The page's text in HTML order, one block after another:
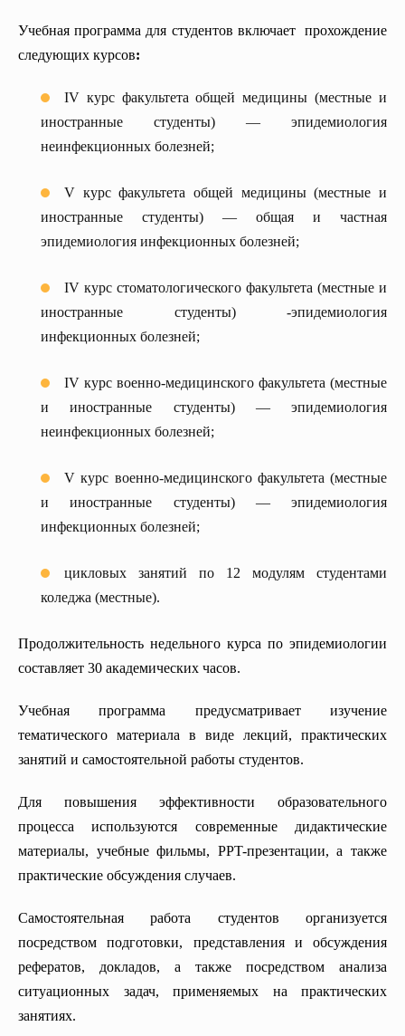
Учебная программа для студентов включает прохождение
следующих курсов:
IV курс факультета общей медицины (местные и
иностранные студенты) — эпидемиология
неинфекционных болезней;
V курс факультета общей медицины (местные и
иностранные студенты) — общая и частная
эпидемиология инфекционных болезней;
IV курс стоматологического факультета (местные и
иностранные студенты) -эпидемиология
инфекционных болезней;
IV курс военно-медицинского факультета (местные
и иностранные студенты) — эпидемиология
неинфекционных болезней;
V курс военно-медицинского факультета (местные
и иностранные студенты) — эпидемиология
инфекционных болезней;
цикловых занятий по 12 модулям студентами
коледжа (местные).
Продолжительность недельного курса по эпидемиологии
составляет 30 академических часов.
Учебная программа предусматривает изучение
тематического материала в виде лекций, практических
занятий и самостоятельной работы студентов.
Для повышения эффективности образовательного
процесса используются современные дидактические
материалы, учебные фильмы, PPT-презентации, а также
практические обсуждения случаев.
Самостоятельная работа студентов организуется
посредством подготовки, представления и обсуждения
рефератов, докладов, а также посредством анализа
ситуационных задач, применяемых на практических
занятиях.